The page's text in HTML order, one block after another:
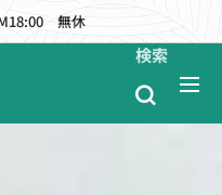
無休
検索